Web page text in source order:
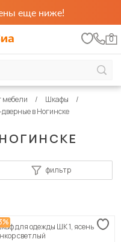
еще ниже!
0
мебели
Шкафы
в Ногинске
фильтр
для одежды ШК 1, ясень
светлый